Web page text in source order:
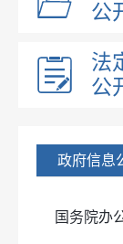
公
法
公
部门职能
内设机构
优化营商环境
政府信息